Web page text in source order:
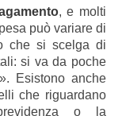
, e molti
può variare di
che si scelga di
si va da poche
Esistono anche
che riguardano
o la